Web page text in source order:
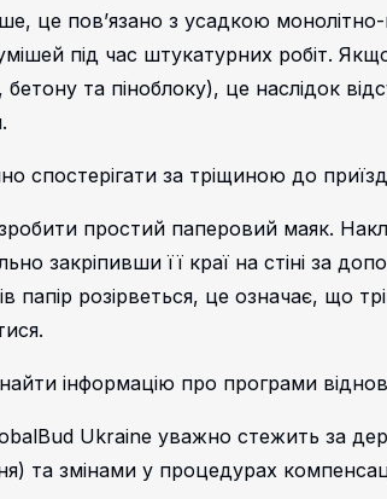
це пов’язано з усадкою
під час штукатурних робіт.
та піноблоку), це наслідок
спостерігати за тріщиною до
простий паперовий маяк.
закріпивши її краї на стіні за
папір розірветься, це означає, що
інформацію про програми
Ukraine уважно стежить за
та змінами у процедурах